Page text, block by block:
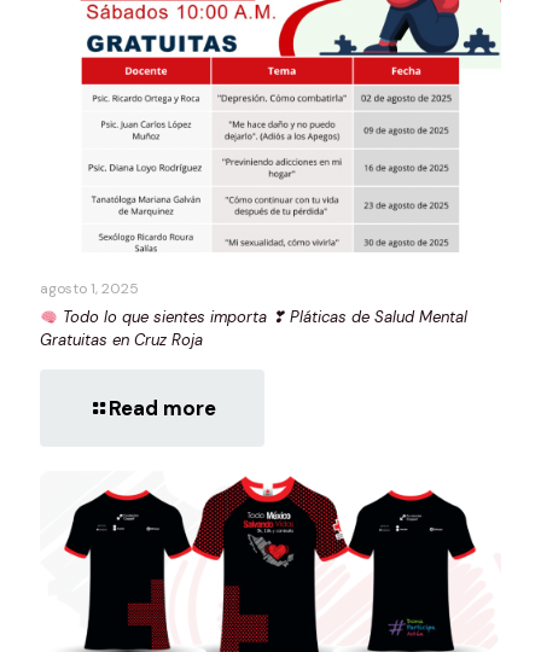
agosto 1, 2025
Todo lo que sientes importa ❣ Pláticas de Salud Mental
Gratuitas en Cruz Roja
Read more